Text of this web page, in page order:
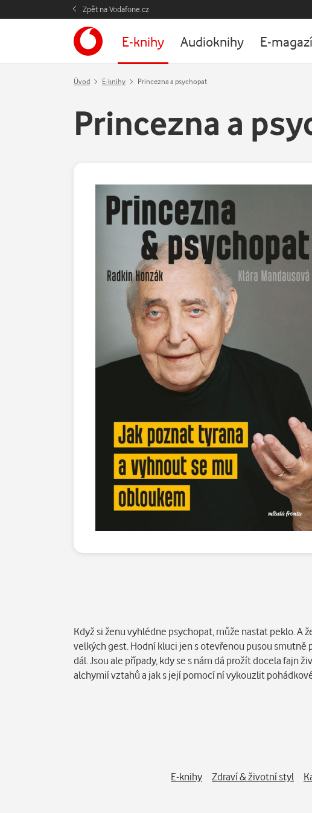
Zpět na Vodafone.cz
E-knihy Audioknihy E-
Úvod E-knihy Princezna a psychopat
Princezna a
Když si ženu vyhlédne psychopat, může nastat peklo.
velkých gest. Hodní kluci jen s otevřenou pusou smutně
dál. Jsou ale případy, kdy se s nám dá prožít docela fajn
alchymií vztahů a jak s její pomocí ní vykouzlit
E-knihy Zdraví & životní styl